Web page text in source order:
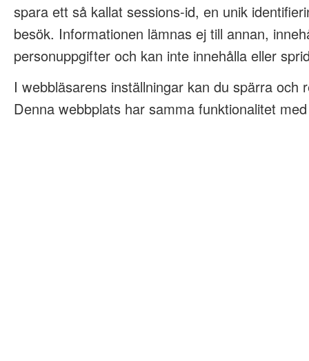
spara ett så kallat sessions-id, en unik
besök. Informationen lämnas ej till annan,
personuppgifter och kan inte innehålla eller
I webbläsarens inställningar kan du spärra och
Denna webbplats har samma funktionalitet